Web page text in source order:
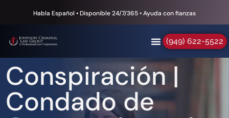
Habla Español • Disponible 24/7/365 • Ayuda con fianzas
(949) 622-5522
Conspiración |
Condado de